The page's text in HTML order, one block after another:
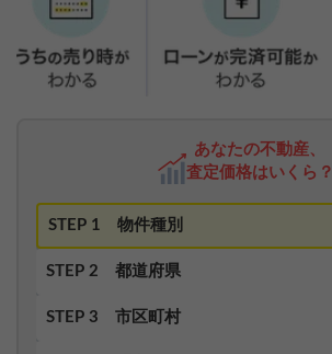
あなたの不動産、
査定価格はいくら？
STEP 1 物件種別
STEP 2 都道府県
STEP 3 市区町村